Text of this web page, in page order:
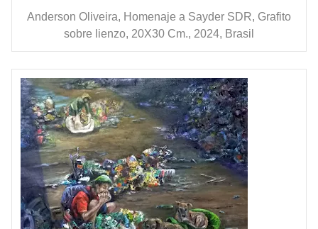
Anderson Oliveira, Homenaje a Sayder SDR, Grafito
sobre lienzo, 20X30 Cm., 2024, Brasil